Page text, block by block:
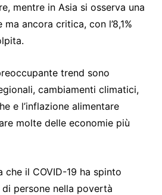
mentre in Asia si osserva una
ancora critica, con l’8,1%
trend sono
cambiamenti climatici,
e l’inflazione alimentare
molte delle economie più
il COVID-19 ha spinto
persone nella povertà